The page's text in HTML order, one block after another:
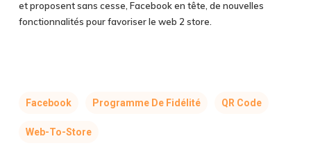
et proposent sans cesse, Facebook en tête, de nouvelles
fonctionnalités pour favoriser le web 2 store.
Facebook Programme De Fidélité QR Code
Web-To-Store